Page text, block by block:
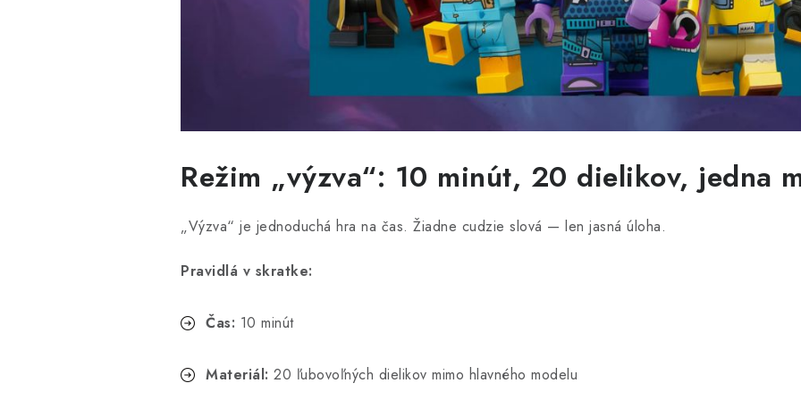
Režim „výzva“: 10 minút, 20 dielikov, jedna
„Výzva“ je jednoduchá hra na čas. Žiadne cudzie slová — len jasná úloha.
Pravidlá v skratke:
Čas: 10 minút
Materiál: 20 ľubovoľných dielikov mimo hlavného modelu